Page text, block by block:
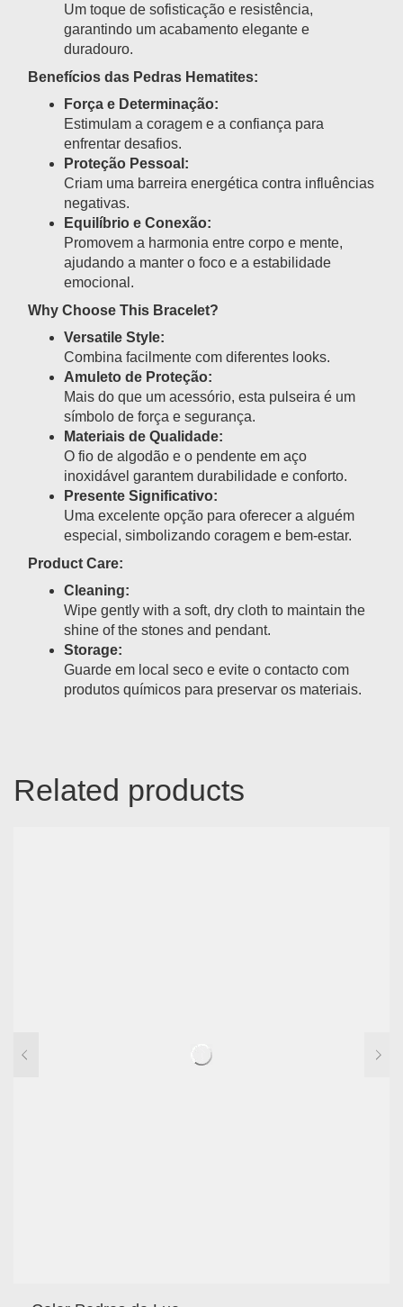
Um toque de sofisticação e resistência,
garantindo um acabamento elegante e
duradouro.
Benefícios das Pedras Hematites:
Força e Determinação:
Estimulam a coragem e a confiança para
enfrentar desafios.
Proteção Pessoal:
Criam uma barreira energética contra influências
negativas.
Equilíbrio e Conexão:
Promovem a harmonia entre corpo e mente,
ajudando a manter o foco e a estabilidade
emocional.
Why Choose This Bracelet?
Versatile Style:
Combina facilmente com diferentes looks.
Amuleto de Proteção:
Mais do que um acessório, esta pulseira é um
símbolo de força e segurança.
Materiais de Qualidade:
O fio de algodão e o pendente em aço
inoxidável garantem durabilidade e conforto.
Presente Significativo:
Uma excelente opção para oferecer a alguém
especial, simbolizando coragem e bem-estar.
Product Care:
Cleaning:
Wipe gently with a soft, dry cloth to maintain the
shine of the stones and pendant.
Storage:
Guarde em local seco e evite o contacto com
produtos químicos para preservar os materiais.
Related products